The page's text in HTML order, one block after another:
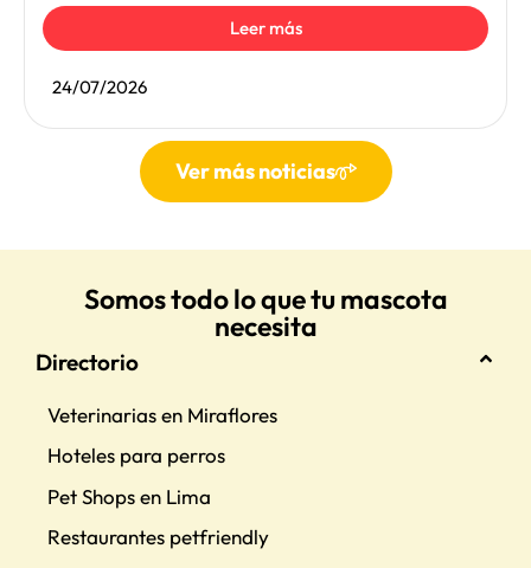
Leer más
24/07/2026
Ver más noticias
Somos todo lo que tu mascota
necesita
Directorio
Veterinarias en Miraflores
Hoteles para perros
Pet Shops en Lima
Restaurantes petfriendly